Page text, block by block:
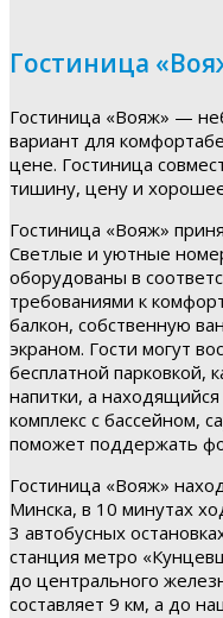
Гостиница
Гостиница «Вояж» —
вариант для
цене. Гостиница
тишину, цену и
Гостиница «Вояж»
Светлые и уютные
оборудованы в
требованиями к
балкон, собственную
экраном. Гости могут
бесплатной парковкой,
напитки, а
комплекс с бассейном,
поможет поддержать
Гостиница «Вояж»
Минска, в 10 минутах
3 автобусных
станция метро
до центрального
составляет 9 км, а до